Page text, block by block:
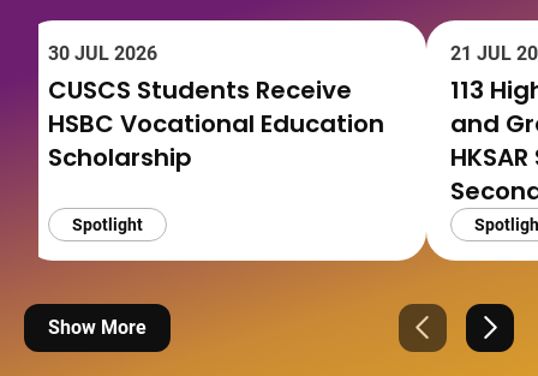
30 JUL 2026
CUSCS Students Receive
HSBC Vocational Education
Scholarship
Spotlight
21 JUL
113
and
Show More
PreviousNext